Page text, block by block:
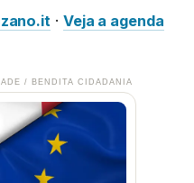
· Veja a agenda
/ BENDITA CIDADANIA